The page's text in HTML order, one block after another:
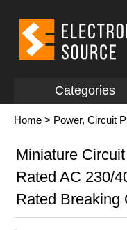
Categories
Home > Power, Circuit
Miniature
Rated AC 230/
Rated Breaking